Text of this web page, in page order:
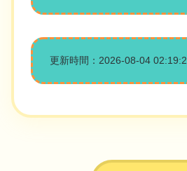
更新時間：2026-08-04